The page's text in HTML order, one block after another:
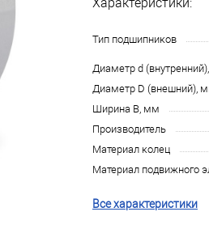
Характеристики:
Тип подшипников
Диаметр d
Диаметр D (внешний),
Ширина B, мм
Производитель
Материал колец
Материал подвижного
Все характеристики